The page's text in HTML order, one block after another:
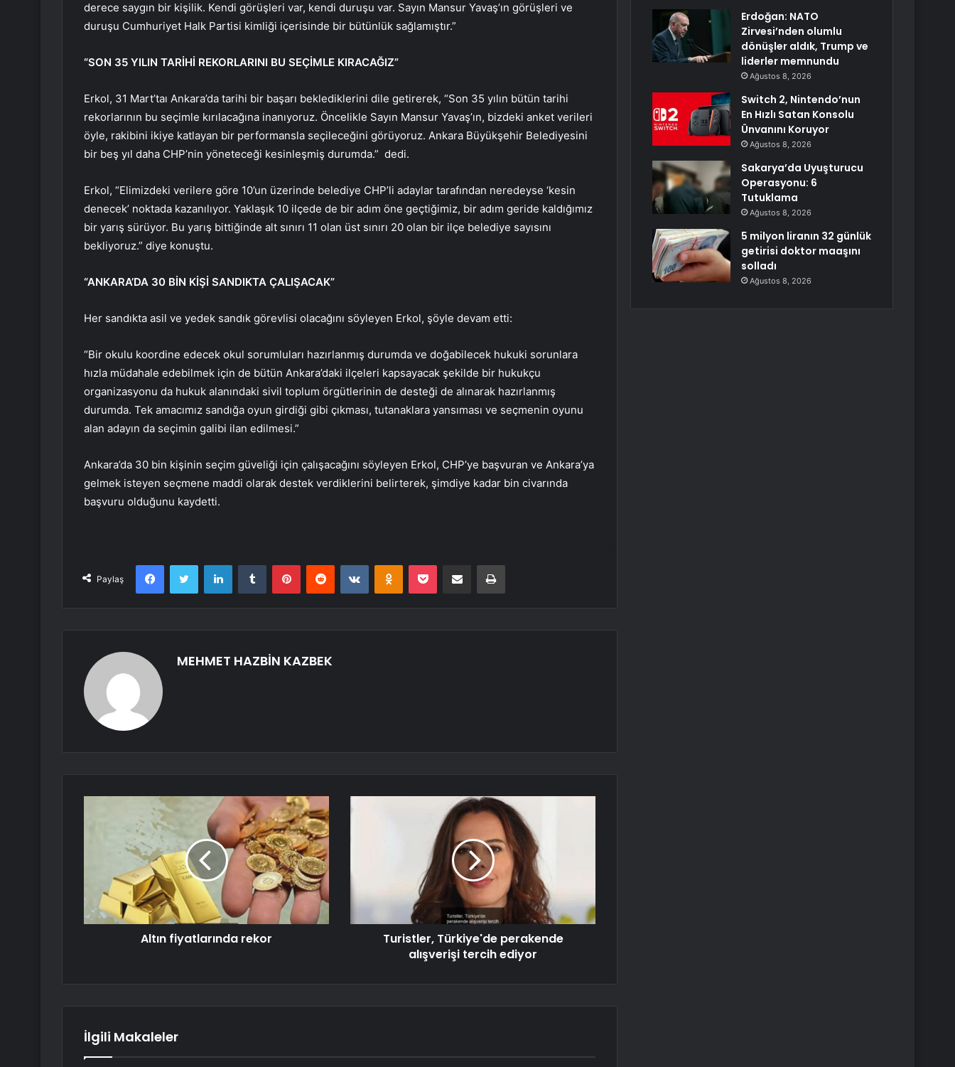
derece saygın bir kişilik. Kendi görüşleri var, kendi duruşu var. Sayın Mansur Yavaş’ın görüşleri ve
duruşu Cumhuriyet Halk Partisi kimliği içerisinde bir bütünlük sağlamıştır.”
“SON 35 YILIN TARİHİ REKORLARINI BU SEÇİMLE KIRACAĞIZ”
Erkol, 31 Mart’taı Ankara’da tarihi bir başarı beklediklerini dile getirerek, “Son 35 yılın bütün tarihi
rekorlarının bu seçimle kırılacağına inanıyoruz. Öncelikle Sayın Mansur Yavaş’ın, bizdeki anket verileri
öyle, rakibini ikiye katlayan bir performansla seçileceğini görüyoruz. Ankara Büyükşehir Belediyesini
bir beş yıl daha CHP’nin yöneteceği kesinleşmiş durumda.” dedi.
Erkol, “Elimizdeki verilere göre 10’un üzerinde belediye CHP’li adaylar tarafından neredeyse ‘kesin
denecek’ noktada kazanılıyor. Yaklaşık 10 ilçede de bir adım öne geçtiğimiz, bir adım geride kaldığımız
bir yarış sürüyor. Bu yarış bittiğinde alt sınırı 11 olan üst sınırı 20 olan bir ilçe belediye sayısını
bekliyoruz.” diye konuştu.
“ANKARA’DA 30 BİN KİŞİ SANDIKTA ÇALIŞACAK”
Her sandıkta asil ve yedek sandık görevlisi olacağını söyleyen Erkol, şöyle devam etti:
“Bir okulu koordine edecek okul sorumluları hazırlanmış durumda ve doğabilecek hukuki sorunlara
hızla müdahale edebilmek için de bütün Ankara’daki ilçeleri kapsayacak şekilde bir hukukçu
organizasyonu da hukuk alanındaki sivil toplum örgütlerinin de desteği de alınarak hazırlanmış
durumda. Tek amacımız sandığa oyun girdiği gibi çıkması, tutanaklara yansıması ve seçmenin oyunu
alan adayın da seçimin galibi ilan edilmesi.”
Ankara’da 30 bin kişinin seçim güveliği için çalışacağını söyleyen Erkol, CHP’ye başvuran ve Ankara’ya
gelmek isteyen seçmene maddi olarak destek verdiklerini belirterek, şimdiye kadar bin civarında
başvuru olduğunu kaydetti.
Paylaş
FacebookTwitter LinkedInTumblr PinterestReddit VKontakteOdnoklassniki
Pocket E-Posta ile paylaş Yazdır
MEHMET HAZBİN KAZBEK
Altın fiyatlarında rekor
Turistler, Türkiye'de perakende
alışverişi tercih ediyor
İlgili Makaleler
Erdoğan: NATO
Zirvesi’nden olumlu
dönüşler aldık, Trump ve
liderler memnundu
Ağustos 8, 2026
Switch 2, Nintendo’nun
En Hızlı Satan Konsolu
Ünvanını Koruyor
Ağustos 8, 2026
Sakarya’da Uyuşturucu
Operasyonu: 6
Tutuklama
Ağustos 8, 2026
5 milyon liranın 32 günlük
getirisi doktor maaşını
solladı
Ağustos 8, 2026